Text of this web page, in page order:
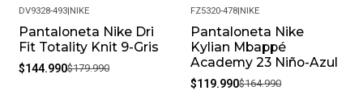
-19%
DV9328-493|NIKE
Pantaloneta Nike Dri
Fit Totality Knit 9-Gris
$144.990$179.990
-27%
FZ5320-478|NIKE
Pantaloneta Nike
Kylian Mbappé
Academy 23 Niño-Azul
$119.990$164.990